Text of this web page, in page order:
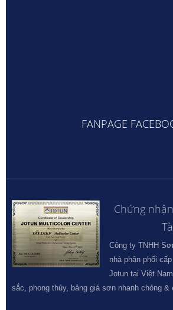
FANPAGE
Chứng
Công ty TNHH
nhà phân phối
Jotun tại Việt
sắc, phong thủy, bảng giá sơn nhanh chóng &